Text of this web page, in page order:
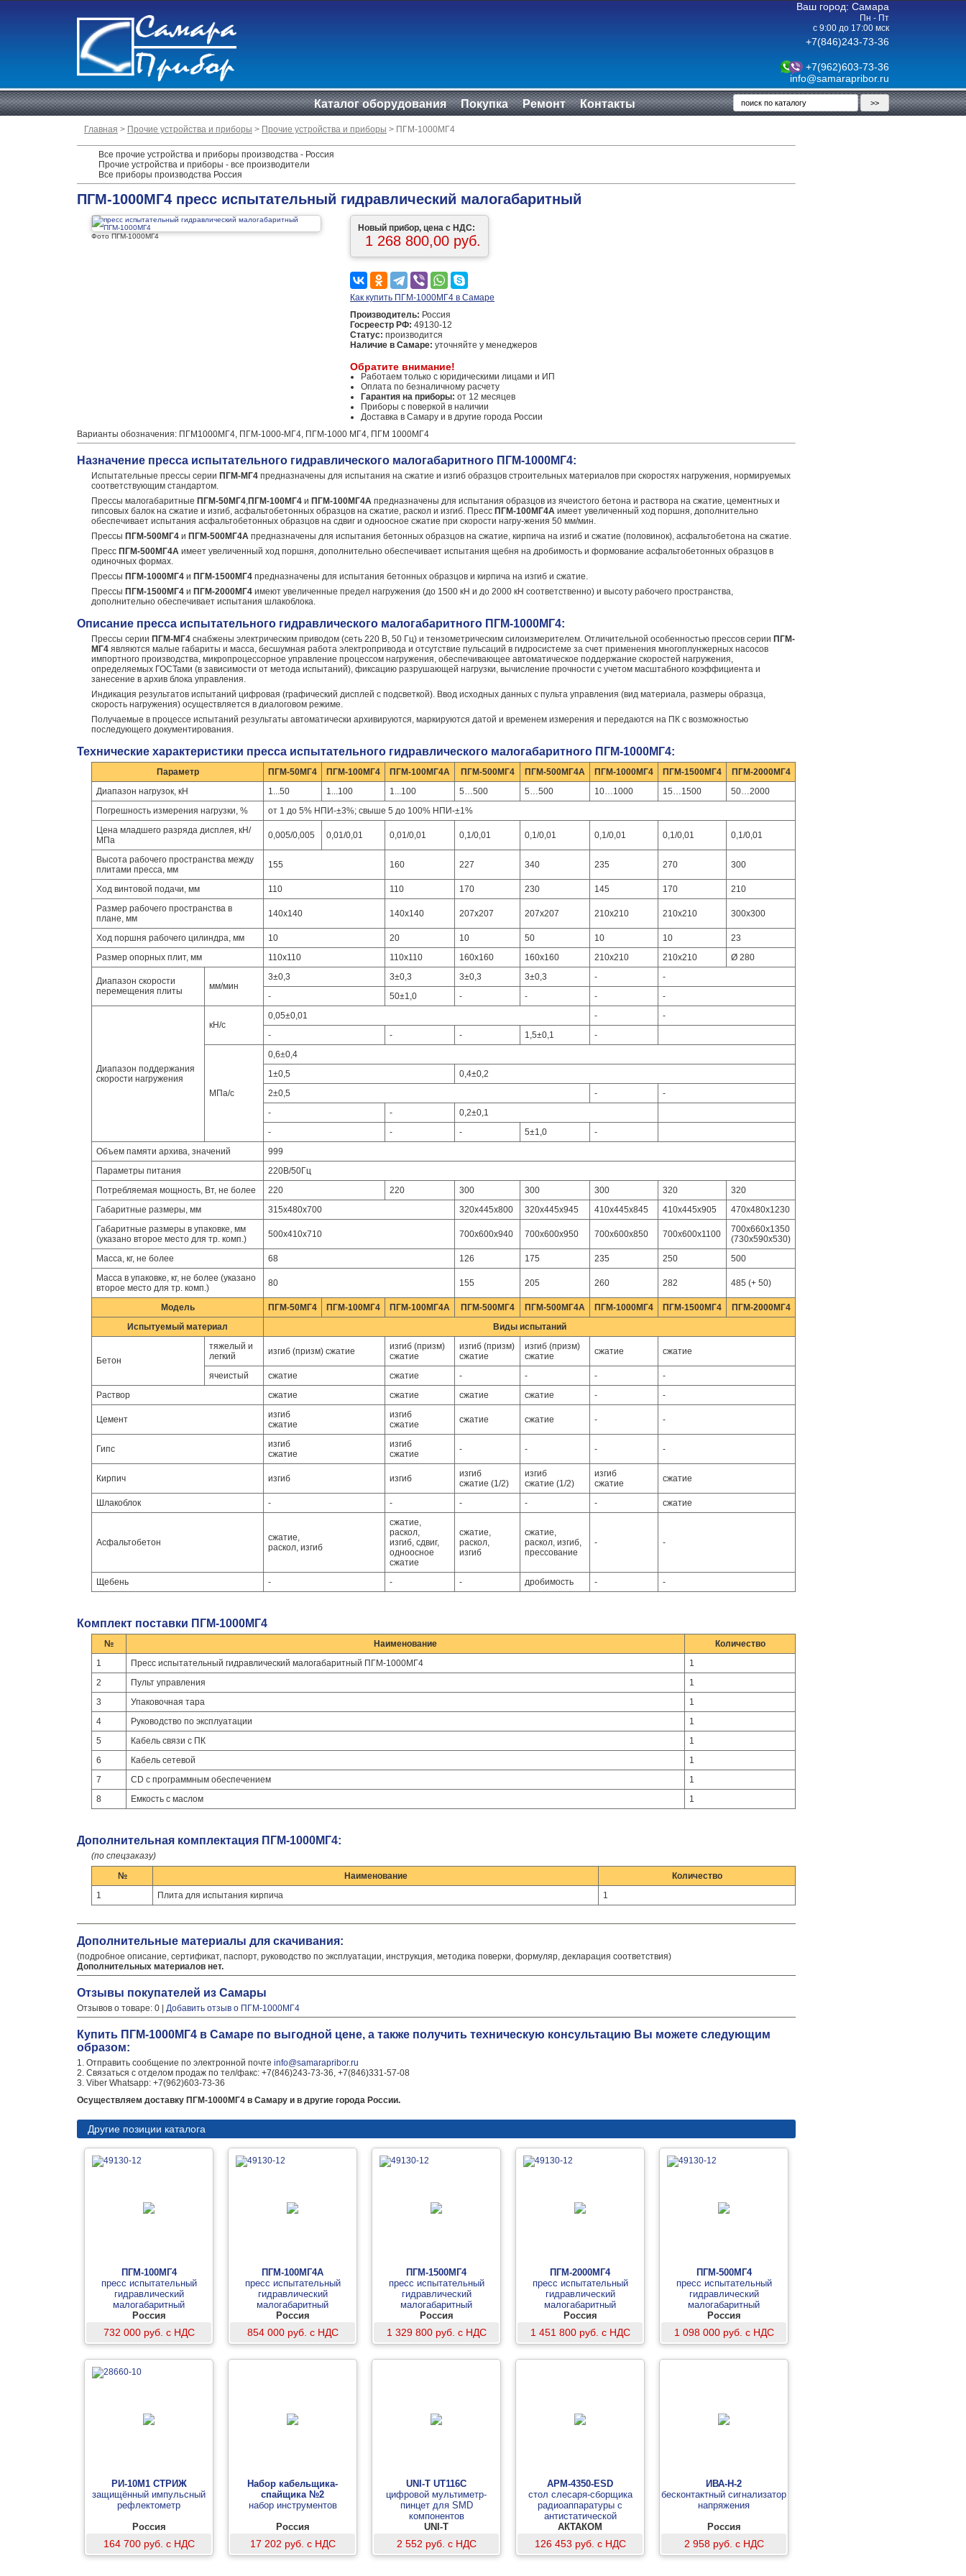
Ваш город: Самара
Пн - Пт
с 9:00 до 17:00 мск
+7(846)243-73-36
+7(962)603-73-36
info@samarapribor.ru
Каталог оборудования Покупка Ремонт Контакты
Главная > Прочие устройства и приборы > Прочие устройства и приборы > ПГМ-1000МГ4
Все прочие устройства и приборы производства - Россия
Прочие устройства и приборы - все производители
Все приборы производства Россия
ПГМ-1000МГ4 пресс испытательный гидравлический малогабаритный
Фото ПГМ-1000МГ4
Новый прибор, цена с НДС:
1 268 800,00 руб.
Как купить ПГМ-1000МГ4 в Самаре
Производитель: Россия
Госреестр РФ: 49130-12
Статус: производится
Наличие в Самаре: уточняйте у менеджеров
Обратите внимание!
Работаем только с юридическими лицами и ИП
Оплата по безналичному расчету
Гарантия на приборы: от 12 месяцев
Приборы с поверкой в наличии
Доставка в Самару и в другие города России
Варианты обозначения: ПГМ1000МГ4, ПГМ-1000-МГ4, ПГМ-1000 МГ4, ПГМ 1000МГ4
Назначение пресса испытательного гидравлического малогабаритного ПГМ-1000МГ4:
Испытательные прессы серии ПГМ-МГ4 предназначены для испытания на сжатие и изгиб образцов строительных материалов при скоростях нагружения, нормируемых
соответствующим стандартом.
Прессы малогабаритные ПГМ-50МГ4,ПГМ-100МГ4 и ПГМ-100МГ4А предназначены для испытания образцов из ячеистого бетона и раствора на сжатие, цементных и
гипсовых балок на сжатие и изгиб, асфальтобетонных образцов на сжатие, раскол и изгиб. Пресс ПГМ-100МГ4А имеет увеличенный ход поршня, дополнительно
обеспечивает испытания асфальтобетонных образцов на сдвиг и одноосное сжатие при скорости нагру-жения 50 мм/мин.
Прессы ПГМ-500МГ4 и ПГМ-500МГ4А предназначены для испытания бетонных образцов на сжатие, кирпича на изгиб и сжатие (половинок), асфальтобетона на сжатие.
Пресс ПГМ-500МГ4А имеет увеличенный ход поршня, дополнительно обеспечивает испытания щебня на дробимость и формование асфальтобетонных образцов в
одиночных формах.
Прессы ПГМ-1000МГ4 и ПГМ-1500МГ4 предназначены для испытания бетонных образцов и кирпича на изгиб и сжатие.
Прессы ПГМ-1500МГ4 и ПГМ-2000МГ4 имеют увеличенные предел нагружения (до 1500 кН и до 2000 кН соответственно) и высоту рабочего пространства,
дополнительно обеспечивает испытания шлакоблока.
Описание пресса испытательного гидравлического малогабаритного ПГМ-1000МГ4:
Прессы серии ПГМ-МГ4 снабжены электрическим приводом (сеть 220 В, 50 Гц) и тензометрическим силоизмерителем. Отличительной особенностью прессов серии ПГМ-
МГ4 являются малые габариты и масса, бесшумная работа электропривода и отсутствие пульсаций в гидросистеме за счет применения многоплунжерных насосов
импортного производства, микропроцессорное управление процессом нагружения, обеспечивающее автоматическое поддержание скоростей нагружения,
определяемых ГОСТами (в зависимости от метода испытаний), фиксацию разрушающей нагрузки, вычисление прочности с учетом масштабного коэффициента и
занесение в архив блока управления.
Индикация результатов испытаний цифровая (графический дисплей с подсветкой). Ввод исходных данных с пульта управления (вид материала, размеры образца,
скорость нагружения) осуществляется в диалоговом режиме.
Получаемые в процессе испытаний результаты автоматически архивируются, маркируются датой и временем измерения и передаются на ПК с возможностью
последующего документирования.
Технические характеристики пресса испытательного гидравлического малогабаритного ПГМ-1000МГ4:
Параметр ПГМ-50МГ4 ПГМ-100МГ4 ПГМ-100МГ4А ПГМ-500МГ4 ПГМ-500МГ4А ПГМ-1000МГ4 ПГМ-1500МГ4
ПГМ-2000МГ4
Диапазон нагрузок, кН
1...50 1...100 1...100 5…500 5…500 10…1000 15…1500
50…2000
Погрешность измерения нагрузки, %
от 1 до 5% НПИ-±3%; свыше 5 до 100% НПИ-±1%
Цена младшего разряда дисплея, кН/
МПа
0,005/0,005 0,01/0,01 0,01/0,01 0,1/0,01 0,1/0,01 0,1/0,01 0,1/0,01 0,1/0,01
Высота рабочего пространства между
плитами пресса, мм
155 160 227 340 235 270 300
Ход винтовой подачи, мм 110 110 170 230 145 170
210
Размер рабочего пространства в
плане, мм
140х140 140х140 207x207 207x207 210x210 210x210 300x300
Ход поршня рабочего цилиндра, мм 10 20 10 50 10 10
23
Размер опорных плит, мм
110х110 110x110 160х160 160х160 210х210 210х210 Ø 280
Диапазон скорости
перемещения плиты
мм/мин
3±0,3 3±0,3 3±0,3 3±0,3 -
-
-
50±1,0 - - - -
Диапазон поддержания
скорости нагружения
кН/с
0,05±0,01 -
-
-
- - 1,5±0,1 -
МПа/с
0,6±0,4
1±0,5
0,4±0,2
2±0,5
-
-
-
-
0,2±0,1
-
- - 5±1,0
-
Объем памяти архива, значений
999
Параметры питания
220В/50Гц
Потребляемая мощность, Вт, не более
220 220 300 300 300 320
320
Габаритные размеры, мм
315х480х700 320х445х800 320х445х945 410х445х845 410х445х905
470х480х1230
Габаритные размеры в упаковке, мм
(указано второе место для тр. комп.)
500х410х710 700х600х940 700х600х950 700х600х850 700х600х1100
700х660х1350
(730х590х530)
Масса, кг, не более
68 126 175 235 250
500
Масса в упаковке, кг, не более (указано
второе место для тр. комп.)
80 155 205 260 282 485 (+ 50)
Модель ПГМ-50МГ4 ПГМ-100МГ4 ПГМ-100МГ4А ПГМ-500МГ4 ПГМ-500МГ4А ПГМ-1000МГ4 ПГМ-1500МГ4
ПГМ-2000МГ4
Испытуемый материал
Виды испытаний
Бетон
тяжелый и
легкий
изгиб (призм) сжатие
изгиб (призм)
сжатие
изгиб (призм)
сжатие
изгиб (призм)
сжатие
сжатие сжатие
ячеистый сжатие сжатие - - -
-
Раствор
сжатие сжатие сжатие сжатие - -
Цемент
изгиб
сжатие
изгиб
сжатие
сжатие сжатие - -
Гипс
изгиб
сжатие
изгиб
сжатие
- - - -
Кирпич изгиб изгиб
изгиб
сжатие (1/2)
изгиб
сжатие (1/2)
изгиб
сжатие
сжатие
Шлакоблок - - - - - сжатие
Асфальтобетон
сжатие,
раскол, изгиб
сжатие,
раскол,
изгиб, сдвиг,
одноосное
сжатие
сжатие,
раскол,
изгиб
сжатие,
раскол, изгиб,
прессование
- -
Щебень - - - дробимость - -
Комплект поставки ПГМ-1000МГ4
№ Наименование
Количество
1
Пресс испытательный гидравлический малогабаритный ПГМ-1000МГ4
1
2
Пульт управления
1
3
Упаковочная тара
1
4
Руководство по эксплуатации
1
5
Кабель связи с ПК
1
6
Кабель сетевой
1
7
CD с программным обеспечением
1
8
Емкость с маслом 1
Дополнительная комплектация ПГМ-1000МГ4:
(по спецзаказу)
№
Наименование
Количество
1
Плита для испытания кирпича 1
Дополнительные материалы для скачивания:
(подробное описание, сертификат, паспорт, руководство по эксплуатации, инструкция, методика поверки, формуляр, декларация соответствия)
Дополнительных материалов нет.
Отзывы покупателей из Самары
Отзывов о товаре: 0 | Добавить отзыв о ПГМ-1000МГ4
Купить ПГМ-1000МГ4 в Самаре по выгодной цене, а также получить техническую консультацию Вы можете следующим
образом:
1. Отправить сообщение по электронной почте info@samarapribor.ru
2. Связаться с отделом продаж по тел/факс: +7(846)243-73-36, +7(846)331-57-08
3. Viber Whatsapp: +7(962)603-73-36
Осуществляем доставку ПГМ-1000МГ4 в Самару и в другие города России.
Другие позиции каталога
ПГМ-100МГ4
пресс испытательный
гидравлический
малогабаритный
Россия
732 000 руб. с НДС
ПГМ-100МГ4А
пресс испытательный
гидравлический
малогабаритный
Россия
854 000 руб. с НДС
ПГМ-1500МГ4
пресс испытательный
гидравлический
малогабаритный
Россия
1 329 800 руб. с НДС
ПГМ-2000МГ4
пресс испытательный
гидравлический
малогабаритный
Россия
1 451 800 руб. с НДС
ПГМ-500МГ4
пресс испытательный
гидравлический
малогабаритный
Россия
1 098 000 руб. с НДС
РИ-10М1 СТРИЖ
защищённый импульсный
рефлектометр
Россия
164 700 руб. с НДС
Набор кабельщика-
спайщика №2
набор инструментов
Россия
17 202 руб. с НДС
UNI-T UT116C
цифровой мультиметр-
пинцет для SMD
компонентов
UNI-T
2 552 руб. с НДС
АРМ-4350-ESD
стол слесаря-сборщика
радиоаппаратуры с
антистатической
столешницей
АКТАКОМ
126 453 руб. с НДС
ИВА-Н-2
бесконтактный сигнализатор
напряжения
Россия
2 958 руб. с НДС